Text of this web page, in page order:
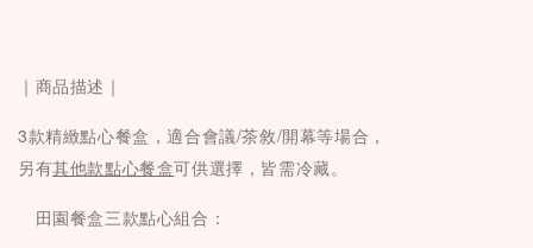
｜ 商品描述｜
3款精緻點心餐盒，適合會議/茶敘/開幕等場合，
另有其他款點心餐盒可供選擇，皆需冷藏。
田園餐盒三款點心組合：